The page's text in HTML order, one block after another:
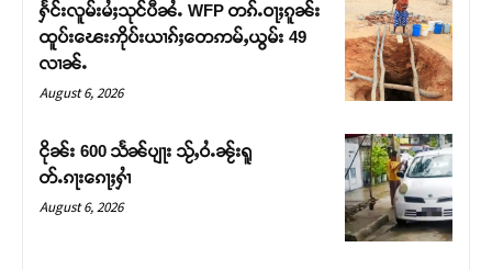
တႃႇႁႂ်ႈသဵင်ၵၢင်ၸႂ်ၵူၼ်းမိူင်း ၵူႈတီႈၵူႈလႅၼ်ပေႃးတေၸွ
တ်ႇ တူဝ်ႈလုမ်ႈၾႃႉၼၼ်ႉ ၶဝ်ႈႁူမ်ႈၵမ်ႉထႅမ် ၸုမ်းၶၢ
ဝ်ႇၽူႈတွႆႇႁွၵ်ႈ လႆႈယူႇၶႃႈဢေႃႈ။
ႁႅင်းလူမ်းမႆႈသုင်ပီၼႆႉ WFP တၵ်ႉဝႃႈၵူၼ်း
ထူပ်းၽေးဢိုပ်းယၢၵ်ႈတေဢမ်ႇယွမ်း 49
လၢၼ်ႉ
August 6, 2026
ငိုၼ်း 600 သႅၼ်ပျႃး သႂ်ႇဝႆႉၼႂ်းရူ
တ်ႉၵႃးၵေႃႈႁၢႆ
August 6, 2026